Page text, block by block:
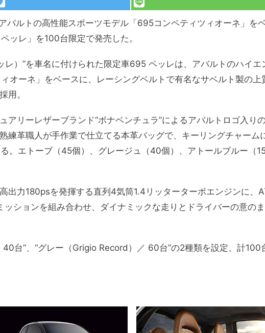
バルトの高性能スポーツモデル「695コンペティツィオーネ」を
ッレ」を100台限定で発売した。
レ）”を車名に付けられた限定車695 ペッレは、アバルトのハイエ
オーネ」をベースに、レーシングベルトで有名なサベルト製の上
用。
アリーレザーブランド“ボナベンチュラ”によるアバルトロゴ入り
練革職人が手作業で仕立てる本革バッグで、キーリングチャーム
。エトーブ（45個）、グレージュ（40個）、アトールブルー（
出力180psを発揮する直列4気筒1.4リッターターボエンジンに、
ションを組み合わせ、ダイナミックな走りとドライバーの意のま
台”、“グレー（Grigio Record）／ 60台”の2種類を設定、計100